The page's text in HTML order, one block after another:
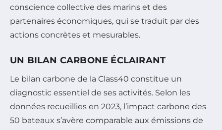
conscience collective des marins et des
partenaires économiques, qui se traduit par des
actions concrètes et mesurables.
UN BILAN CARBONE ÉCLAIRANT
Le bilan carbone de la Class40 constitue un
diagnostic essentiel de ses activités. Selon les
données recueillies en 2023, l’impact carbone des
50 bateaux s’avère comparable aux émissions de